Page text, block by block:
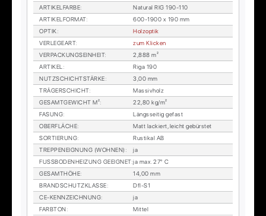
AR­TI­KEL­FAR­BE:
Na­tu­ral RIG 190-110
AR­TI­KEL­FOR­MAT:
600-1900 x 190 mm
OP­TIK:
Holz­op­tik
VER­LE­GE­ART:
zum Kli­cken
VER­PA­CKUNGS­EIN­HEIT:
2,888 m²
AR­TI­KEL:
Riga 190
NUTZ­SCHICHT­STÄR­KE:
3,00 mm
TRÄ­GER­SCHICHT:
Mas­siv­holz
GE­SAMT­GE­WICHT M²:
22,80 kg/m²
FA­SUNG:
Längs­sei­tig ge­fast
OBER­FLÄ­CHE:
Matt la­ckiert, leicht ge­bürs­tet
SOR­TIE­RUNG:
Rus­ti­kal AB
TREP­PEN­EIG­NUNG (WOH­NEN) :
ja
FUSS­BO­DEN­HEI­ZUNG GE­EIG­NET:ja max. 27° C
GE­SAMT­HÖ­HE:
14,00 mm
BRAND­SCHUTZ­KLAS­SE:
Dfl-S1
CE-KENN­ZEICH­NUNG:
ja
FARB­TON: Mit­tel